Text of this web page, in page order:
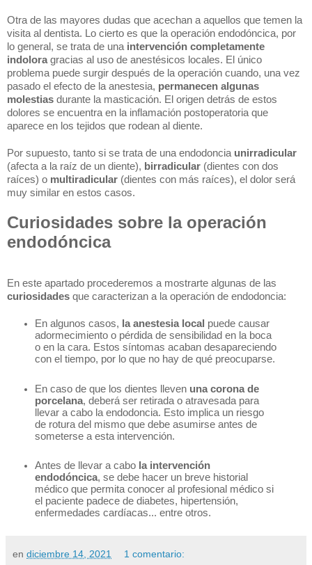
Otra de las mayores dudas que acechan a aquellos que temen la
visita al dentista. Lo cierto es que la operación endodóncica, por
lo general, se trata de una intervención completamente
indolora gracias al uso de anestésicos locales. El único
problema puede surgir después de la operación cuando, una vez
pasado el efecto de la anestesia, permanecen algunas
molestias durante la masticación. El origen detrás de estos
dolores se encuentra en la inflamación postoperatoria que
aparece en los tejidos que rodean al diente.
Por supuesto, tanto si se trata de una endodoncia
(afecta a la raíz de un diente), birradicular (dientes con dos
raíces) o multiradicular (dientes con más raíces), el dolor será
muy similar en estos casos.
Curiosidades sobre la operación
endodóncica
curiosidades que caracterizan a la operación de endodoncia:
En algunos casos, la anestesia local puede causar
adormecimiento o pérdida de sensibilidad en la boca
o en la cara. Estos síntomas acaban desapareciendo
con el tiempo, por lo que no hay de qué preocuparse.
En caso de que los dientes lleven una corona de
porcelana, deberá ser retirada o atravesada para
llevar a cabo la endodoncia. Esto implica un riesgo
de rotura del mismo que debe asumirse antes de
someterse a esta intervención.
Antes de llevar a cabo la intervención
endodóncica, se debe hacer un breve historial
médico que permita conocer al profesional médico si
el paciente padece de diabetes, hipertensión,
enfermedades cardíacas... entre otros.
en diciembre 14, 2021 1 comentario: